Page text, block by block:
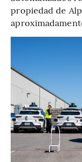
propiedad de